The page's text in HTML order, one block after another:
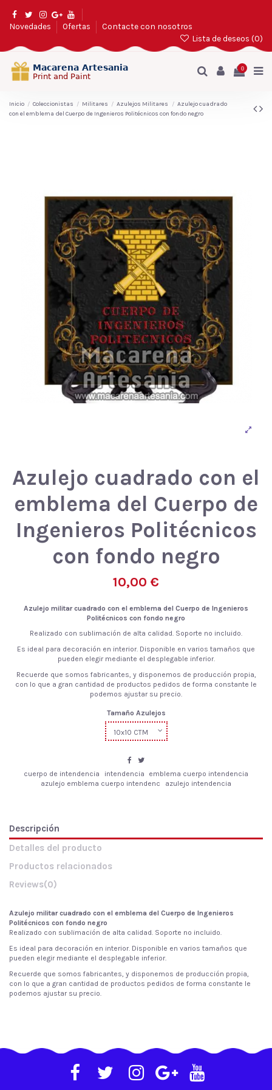
Novedades Ofertas
Contacte con nosotros
Lista de deseos (0)
0
Inicio Coleccionistas Militares Azulejos Militares
Azulejo cuadrado
con el emblema del Cuerpo de Ingenieros Politécnicos con fondo negro
Azulejo cuadrado con el
emblema del Cuerpo de
Ingenieros Politécnicos
con fondo negro
10,00 €
Azulejo militar cuadrado con el emblema del Cuerpo de Ingenieros
Politécnicos con fondo negro
Realizado con sublimación de alta calidad. Soporte no incluido.
Es ideal para decoración en interior. Disponible en varios tamaños que
pueden elegir mediante el desplegable inferior.
Recuerde que somos fabricantes , y disponemos de producción propia,
con lo que a gran cantidad de productos pedidos de forma constante le
podemos ajustar su precio.
Tamaño Azulejos
cuerpo de intendencia intendencia
emblema cuerpo intendencia
azulejo emblema cuerpo intendenc
azulejo intendencia
Descripción
Detalles del producto
Productos relacionados
Reviews(0)
Azulejo militar cuadrado con el emblema del Cuerpo de Ingenieros
Politécnicos con fondo negro
Realizado con sublimación de alta calidad. Soporte no incluido.
Es ideal para decoración en interior. Disponible en varios tamaños que
pueden elegir mediante el desplegable inferior.
Recuerde que somos fabricantes , y disponemos de producción propia,
con lo que a gran cantidad de productos pedidos de forma constante le
podemos ajustar su precio.